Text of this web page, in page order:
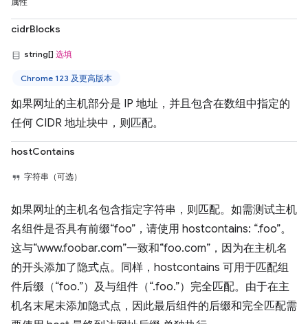
属性
cidrBlocks
string[] 选填
Chrome 123 及更高版本
如果网址的主机部分是 IP 地址，并且包含在数组中指定的
任何 CIDR 地址块中，则匹配。
hostContains
字符串（可选）
如果网址的主机名包含指定字符串，则匹配。如需测试主机
名组件是否具有前缀“foo”，请使用 hostcontains: “.foo”。
这与“www.foobar.com”一致和“foo.com”，因为在主机名
的开头添加了隐式点。同样，hostcontains 可用于匹配组
件后缀（“foo.”）及与组件（“.foo.”）完全匹配。由于在主
机名末尾未添加隐式点，因此最后组件的后缀和完全匹配需